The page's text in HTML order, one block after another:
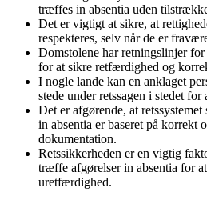
træffes in absentia uden
Det er vigtigt at sikre, at
respekteres, selv når de er
Domstolene har retningslinjer for
for at sikre retfærdighed og
I nogle lande kan en anklaget
stede under retssagen i stedet
Det er afgørende, at
in absentia er baseret på korrekt
dokumentation.
Retssikkerheden er en vigtig
træffe afgørelser in absentia for
uretfærdighed.